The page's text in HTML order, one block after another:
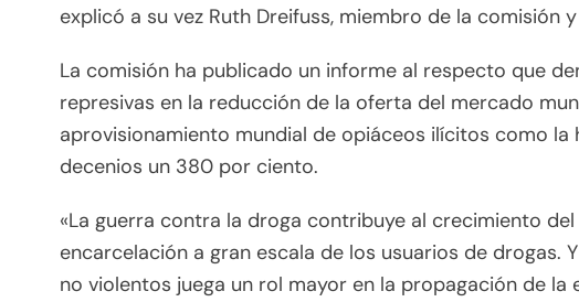
explicó a su vez Ruth Dreifuss, miembro de la comisión
La comisión ha publicado un informe al respecto que
represivas en la reducción de la oferta del mercado
aprovisionamiento mundial de opiáceos ilícitos como
decenios un 380 por ciento.
«La guerra contra la droga contribuye al crecimiento
encarcelación a gran escala de los usuarios de drogas.
no violentos juega un rol mayor en la propagación de la